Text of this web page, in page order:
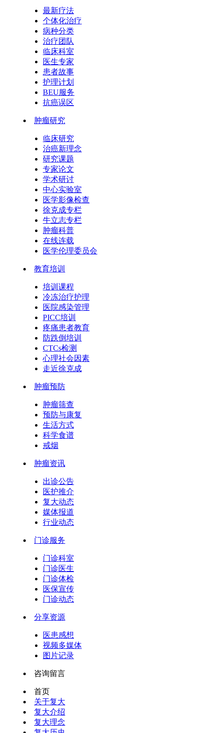
最新疗法
个体化治疗
病种分类
治疗团队
临床科室
医生专家
患者故事
护理计划
BEU服务
抗癌误区
肿瘤研究
临床研究
治癌新理念
研究课题
专家论文
学术研讨
中心实验室
医学影像检查
徐克成专栏
牛立志专栏
肿瘤科普
在线连载
医学伦理委员会
教育培训
培训课程
冷冻治疗护理
医院感染管理
PICC培训
疼痛患者教育
防跌倒培训
CTCs检测
心理社会因素
走近徐克成
肿瘤预防
肿瘤筛查
预防与康复
生活方式
科学食谱
戒烟
肿瘤资讯
出诊公告
医护推介
复大动态
媒体报道
行业动态
门诊服务
门诊科室
门诊医生
门诊体检
医保宣传
门诊动态
分享资源
医患感想
视频多媒体
图片记录
咨询留言
首页
关于复大
复大介绍
复大理念